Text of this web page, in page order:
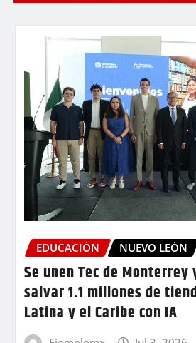
EDUCACIÓN NUEVO LEÓN
Se unen Tec de Monterrey
salvar 1.1 millones de
Latina y el Caribe con IA